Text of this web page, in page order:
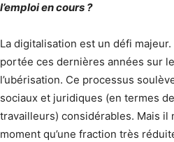
l’emploi en cours ?
La digitalisation est un défi majeur.
portée ces dernières années sur
l’ubérisation. Ce processus
sociaux et juridiques (en termes
travailleurs) considérables. Mais il
moment qu’une fraction très